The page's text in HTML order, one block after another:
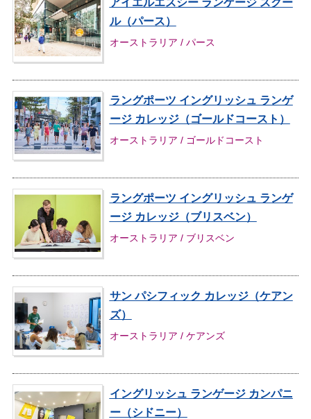
アイエルエスシー ランゲージ スクー
ル（パース）
オーストラリア / パース
ラングポーツ イングリッシュ ランゲ
ージ カレッジ（ゴールドコースト）
オーストラリア / ゴールドコースト
ラングポーツ イングリッシュ ランゲ
ージ カレッジ（ブリスベン）
オーストラリア / ブリスベン
サン パシフィック カレッジ（ケアン
ズ）
オーストラリア / ケアンズ
イングリッシュ ランゲージ カンパニ
ー（シドニー）